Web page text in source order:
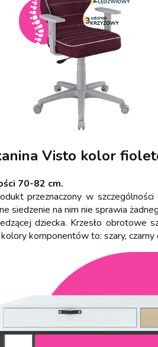
Visto kolor
70-82 cm.
przeznaczony w szczególności
siedzenie na nim nie sprawia
dziecka. Krzesło obrotowe
komponentów to: szary, czarny